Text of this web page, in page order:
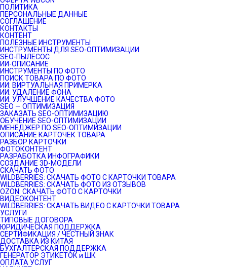
ПОЛИТИКА
ПЕРСОНАЛЬНЫЕ ДАННЫЕ
СОГЛАШЕНИЕ
КОНТАКТЫ
КОНТЕНТ
ПОЛЕЗНЫЕ ИНСТРУМЕНТЫ
ИНСТРУМЕНТЫ ДЛЯ SEO-ОПТИМИЗАЦИИ
SEO-ПЫЛЕСОС
ИИ-ОПИСАНИЕ
ИНСТРУМЕНТЫ ПО ФОТО
ПОИСК ТОВАРА ПО ФОТО
ИИ: ВИРТУАЛЬНАЯ ПРИМЕРКА
ИИ: УДАЛЕНИЕ ФОНА
ИИ: УЛУЧШЕНИЕ КАЧЕСТВА ФОТО
SEO — ОПТИМИЗАЦИЯ
ЗАКАЗАТЬ SEO-ОПТИМИЗАЦИЮ
ОБУЧЕНИЕ SEO-ОПТИМИЗАЦИИ
МЕНЕДЖЕР ПО SEO-ОПТИМИЗАЦИИ
ОПИСАНИЕ КАРТОЧЕК ТОВАРА
РАЗБОР КАРТОЧКИ
ФОТОКОНТЕНТ
РАЗРАБОТКА ИНФОГРАФИКИ
СОЗДАНИЕ 3D-МОДЕЛИ
СКАЧАТЬ ФОТО
WILDBERRIES: СКАЧАТЬ ФОТО С КАРТОЧКИ ТОВАРА
WILDBERRIES: СКАЧАТЬ ФОТО ИЗ ОТЗЫВОВ
OZON: СКАЧАТЬ ФОТО С КАРТОЧКИ
ВИДЕОКОНТЕНТ
WILDBERRIES: СКАЧАТЬ ВИДЕО С КАРТОЧКИ ТОВАРА
УСЛУГИ
ТИПОВЫЕ ДОГОВОРА
ЮРИДИЧЕСКАЯ ПОДДЕРЖКА
СЕРТИФИКАЦИЯ / ЧЕСТНЫЙ ЗНАК
ДОСТАВКА ИЗ КИТАЯ
БУХГАЛТЕРСКАЯ ПОДДЕРЖКА
ГЕНЕРАТОР ЭТИКЕТОК и ШК
ОПЛАТА УСЛУГ